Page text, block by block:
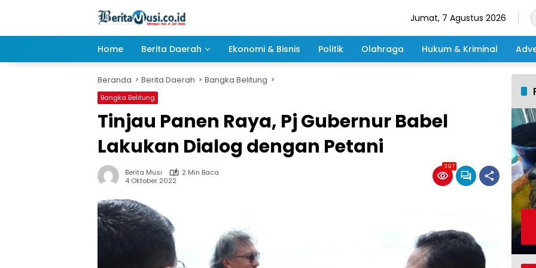
Jumat, 7 Agustus 2026
Home Berita Daerah Ekonomi & Bisnis Politik Olahraga Hukum & Kriminal
Beranda Berita Daerah Bangka Belitung
Bangka Belitung
Tinjau Panen Raya, Pj Gubernur Babel
Lakukan Dialog dengan Petani
Berita Musi
2 Min Baca
4 Oktober 2022
397